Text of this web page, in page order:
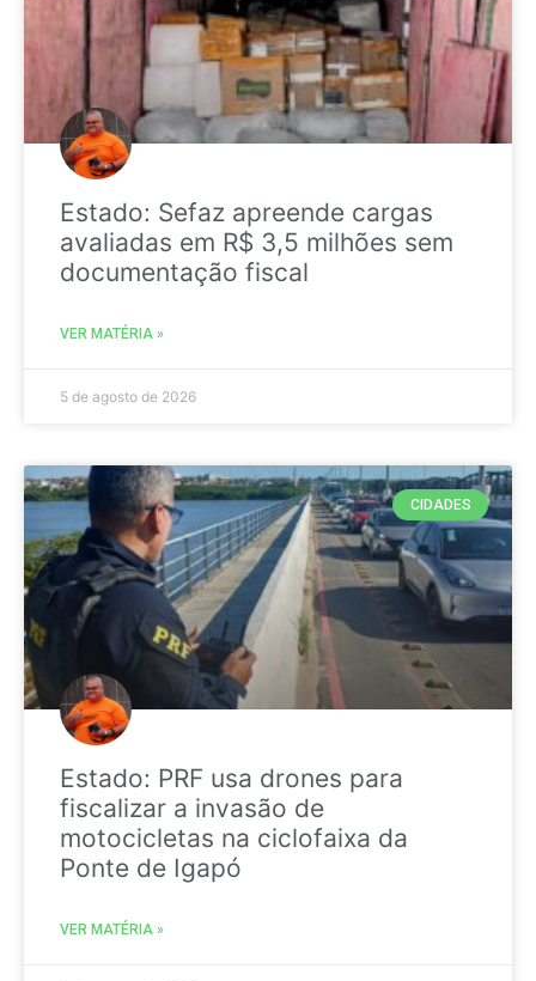
Estado: Sefaz apreende cargas
avaliadas em R$ 3,5 milhões sem
documentação fiscal
VER MATÉRIA »
5 de agosto de 2026
CIDADES
Estado: PRF usa drones para
fiscalizar a invasão de
motocicletas na ciclofaixa da
Ponte de Igapó
VER MATÉRIA »